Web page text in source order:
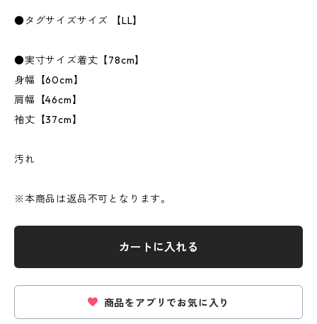
●タグサイズサイズ 【LL】
●実寸サイズ着丈【78cm】
身幅【60cm】
肩幅【46cm】
袖丈【37cm】
汚れ
※本商品は返品不可となります。
カートに入れる
商品をアプリでお気に入り